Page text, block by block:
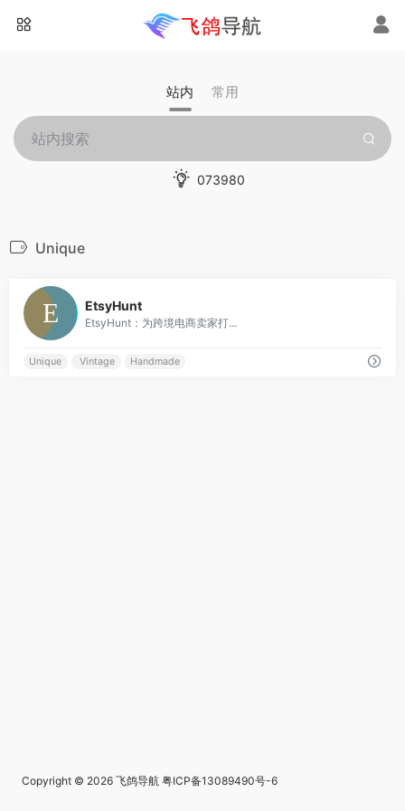
站内 常用
073980
Unique
EtsyHunt
EtsyHunt：为跨境电商卖家打...
Unique Vintage Handmade
Copyright © 2026 飞鸽导航 粤ICP备13089490号-6